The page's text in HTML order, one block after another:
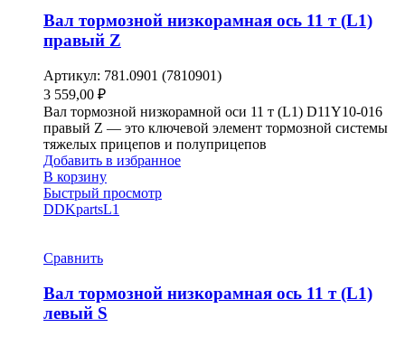
Вал тормозной низкорамная ось 11 т (L1)
правый Z
Артикул: 781.0901 (7810901)
3 559,00 ₽
Вал тормозной низкорамной оси 11 т (L1) D11Y10-016
правый Z — это ключевой элемент тормозной системы
тяжелых прицепов и полуприцепов
Добавить в избранное
В корзину
Быстрый просмотр
DDKpartsL1
Сравнить
Вал тормозной низкорамная ось 11 т (L1)
левый S